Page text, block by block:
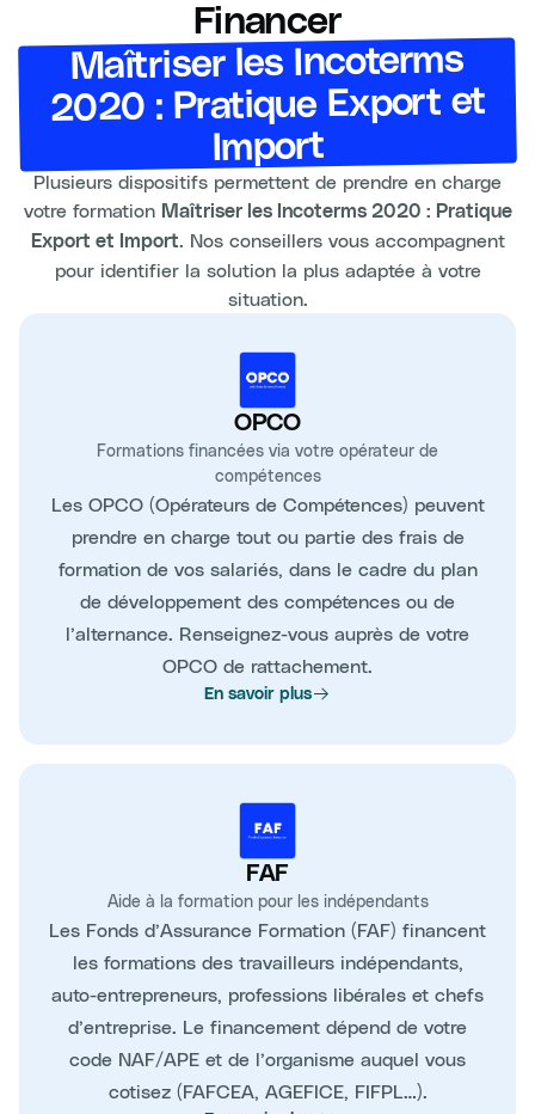
Financer
Maîtriser les Incoterms
2020 : Pratique Export et
Import
Plusieurs dispositifs permettent de prendre en charge
votre formation Maîtriser les Incoterms 2020 : Pratique
Export et Import. Nos conseillers vous accompagnent
pour identifier la solution la plus adaptée à votre
situation.
OPCO
Formations financées via votre opérateur de
compétences
Les OPCO (Opérateurs de Compétences) peuvent
prendre en charge tout ou partie des frais de
formation de vos salariés, dans le cadre du plan
de développement des compétences ou de
l’alternance. Renseignez-vous auprès de votre
OPCO de rattachement.
En savoir plus
FAF
Aide à la formation pour les indépendants
Les Fonds d’Assurance Formation (FAF) financent
les formations des travailleurs indépendants,
auto-entrepreneurs, professions libérales et chefs
d’entreprise. Le financement dépend de votre
code NAF/APE et de l’organisme auquel vous
cotisez (FAFCEA, AGEFICE, FIFPL…).